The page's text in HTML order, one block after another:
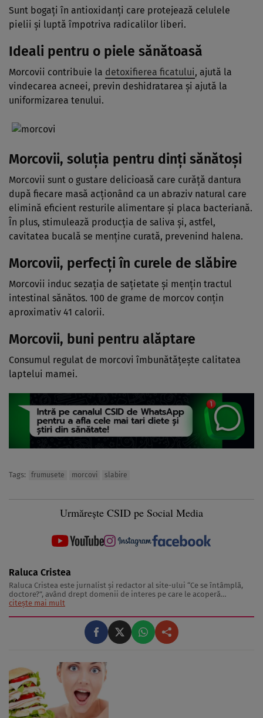
Sunt bogaţi în antioxidanţi care protejează celulele
pielii şi luptă împotriva radicalilor liberi.
Ideali pentru o piele sănătoasă
Morcovii contribuie la detoxifierea ficatului, ajută la
vindecarea acneei, previn deshidratarea şi ajută la
uniformizarea tenului.
Morcovii, soluţia pentru dinţi sănătoşi
Morcovii sunt o gustare delicioasă care curăţă dantura
după fiecare masă acţionând ca un abraziv natural care
elimină eficient resturile alimentare şi placa bacteriană.
În plus, stimulează producţia de saliva şi, astfel,
cavitatea bucală se menţine curată, prevenind halena.
Morcovii, perfecţi în curele de slăbire
Morcovii induc sezaţia de saţietate şi menţin tractul
intestinal sănătos. 100 de grame de morcov conţin
aproximativ 41 calorii.
Morcovii, buni pentru alăptare
Consumul regulat de morcovi îmbunătăţeşte calitatea
laptelui mamei.
Tags: frumusete morcovi slabire
Urmărește CSID pe Social Media
Raluca Cristea
Raluca Cristea este jurnalist şi redactor al site-ului “Ce se întâmplă,
doctore?”, având drept domenii de interes pe care le acoperă
sănătatea, frumuseţea şi medicina naturistă. Raluca Cristea realizează
citește mai mult